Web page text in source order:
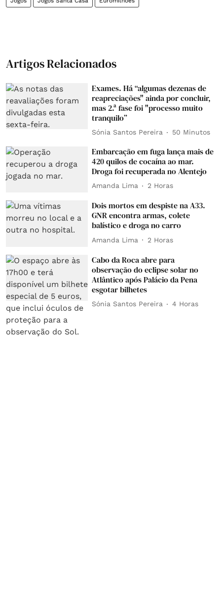
Artigos Relacionados
Exames. Há “algumas dezenas de
reapreciações" ainda por concluir,
mas 2.ª fase foi "processo muito
tranquilo”
Sónia Santos Pereira 50 Minutos
Embarcação em fuga lança mais de
420 quilos de cocaína ao mar.
Droga foi recuperada no Alentejo
Amanda Lima 2 Horas
Dois mortos em despiste na A33.
GNR encontra armas, colete
balístico e droga no carro
Amanda Lima 2 Horas
Cabo da Roca abre para
observação do eclipse solar no
Atlântico após Palácio da Pena
esgotar bilhetes
Sónia Santos Pereira 4 Horas